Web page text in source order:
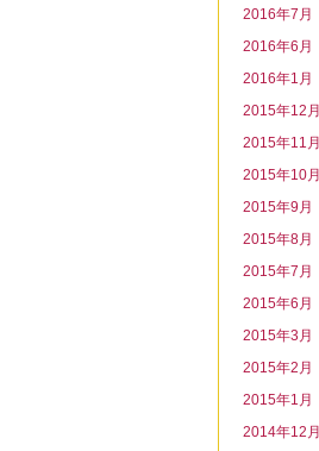
2016年7月
2016年6月
2016年1月
2015年12月
2015年11月
2015年10月
2015年9月
2015年8月
2015年7月
2015年6月
2015年3月
2015年2月
2015年1月
2014年12月